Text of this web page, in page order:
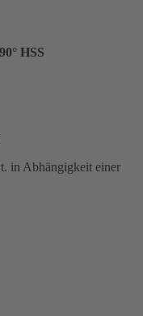
HSS
in Abhängigkeit einer